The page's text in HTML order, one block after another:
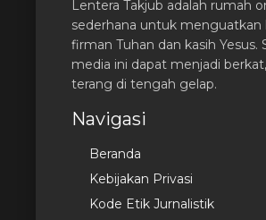
Lentera Takjub adalah rumah
sederhana untuk menguatkan
firman Tuhan dan kasih Yesus.
media ini dapat menjadi
terang di tengah gelap.
Navigasi
Beranda
Kebijakan Privasi
Kode Etik Jurnalistik